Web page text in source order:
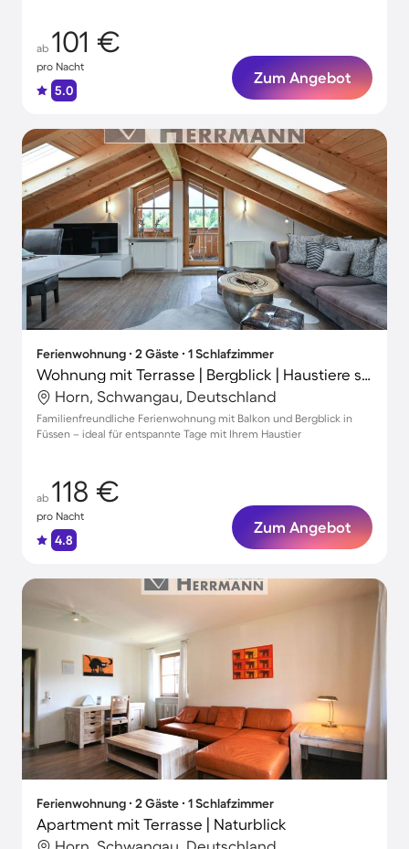
ab 101 €
pro Nacht
5.0
Zum Angebot
Ferienwohnung ∙ 2 Gäste ∙ 1 Schlafzimmer
Wohnung mit Terrasse | Bergblick | Haustiere sind willkommen
Horn, Schwangau, Deutschland
Familienfreundliche Ferienwohnung mit Balkon und Bergblick in
Füssen – ideal für entspannte Tage mit Ihrem Haustier
ab 118 €
pro Nacht
4.8
Zum Angebot
Ferienwohnung ∙ 2 Gäste ∙ 1 Schlafzimmer
Apartment mit Terrasse | Naturblick